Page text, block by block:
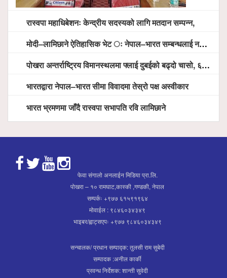
रास्वपा महाधिबेशनः केन्द्रीय सदस्यको लागि मतदान सम्पन्न,
मोदी–लामिछाने ऐतिहासिक भेट ः नेपाल–भारत सम्बन्धलाई नयाँ उचाइमा पु¥याउने साझा प्रतिबद्धता
पोखरा अन्तर्राष्ट्रिय विमानस्थलमा फ्लाई दुबईको बढ्दो चासो, ६ घण्टा लामो प्राविधिक निरीक्षणपछि दैनिक उडानको ढोका खुल्दै
भारतद्वारा नेपाल–भारत सीमा विवादमा तेस्रो पक्ष अस्वीकार
भारत भ्रमणमा जाँदै रास्वपा सभापति रवि लामिछाने
फेवा संगालो अनलाईन मिडिया प्रा.लि.
पोखरा – १० रामघाट,कास्की ,गण्डकी, नेपाल
सम्पर्कः +९७७ ६१५९१९६४
मोवाईल : ९८४६०३४३४९
भाइबर/ह्वाट्सएपः +९७७ ९८४६०३४३४९
सन्चालक/ प्रधान सम्पाद्क: तुलसी राम सुबेदी
सम्पादक :अनील कार्की
प्रवन्ध निर्देशक: शान्ती सुवेदी